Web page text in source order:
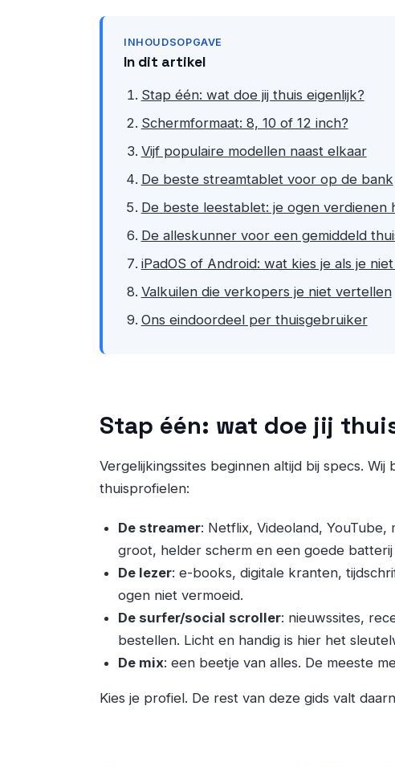
INHOUDSOPGAVE
In dit artikel
Stap één: wat doe jij thuis eigenlijk?
Schermformaat: 8, 10 of 12 inch?
Vijf populaire modellen naast elkaar
De beste streamtablet voor op de bank
De beste leestablet: je ogen verdienen
De alleskunner voor een gemiddeld
iPadOS of Android: wat kies je als je
Valkuilen die verkopers je niet vertellen
Ons eindoordeel per thuisgebruiker
Stap één: wat doe jij
Vergelijkingssites beginnen altijd bij specs.
thuisprofielen:
De streamer: Netflix, Videoland,
groot, helder scherm en een goede
De lezer: e-books, digitale kranten,
ogen niet vermoeid.
De surfer/social scroller: nieuwssites,
bestellen. Licht en handig is hier het
De mix: een beetje van alles. De meeste
Kies je profiel. De rest van deze gids valt